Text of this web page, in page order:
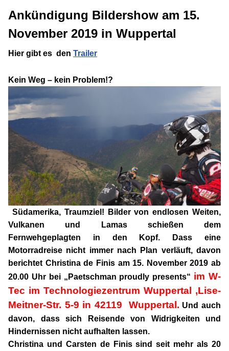
Ankündigung Bildershow am 15.
November 2019 in Wuppertal
Hier gibt es den Trailer
Kein Weg – kein Problem!?
Südamerika, Traumziel! Bilder von endlosen Weiten,
Vulkanen und Lamas schießen dem
Fernwehgeplagten in den Kopf. Dass eine
Motorradreise nicht immer nach Plan verläuft, davon
berichtet Christina de Finis am 15. November 2019 ab
20.00 Uhr bei „Paetschman proudly presents“ im W-
Tec im Technologiezentrum Wuppertal ,Lise-
Meitner-Str. 5-9 in 42119 Wuppertal. Und auch
davon, dass sich Reisende von Widrigkeiten und
Hindernissen nicht aufhalten lassen.
Christina und Carsten de Finis sind seit mehr als 20